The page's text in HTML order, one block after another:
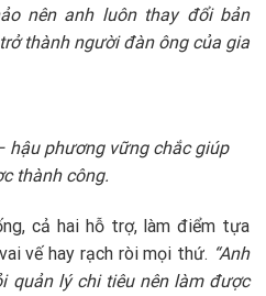
nên anh luôn thay đổi bản
thành người đàn ông của gia
hậu phương vững chắc giúp
thành công.
cả hai hỗ trợ, làm điểm tựa
vế hay rạch ròi mọi thứ. “Anh
quản lý chi tiêu nên làm được